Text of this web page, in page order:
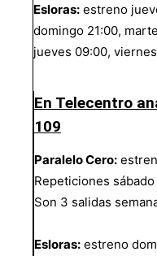
Esloras: estreno
domingo 21:00,
jueves 09:00,
En Telecentro
109
Paralelo Cero:
Repeticiones
Son 3 salidas
Esloras: estreno